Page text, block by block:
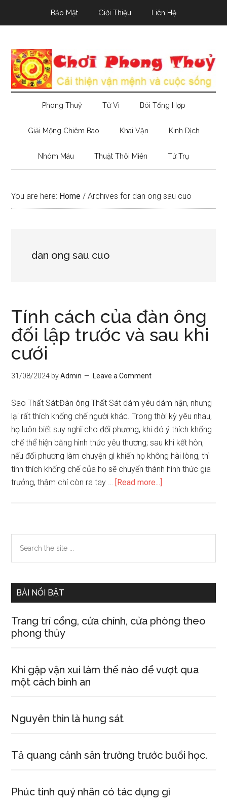
Bảo Mật Giới Thiệu Liên Hệ
Phong Thuỷ Tử Vi Bói Tổng Hợp
Giải Mộng Chiêm Bao Khai Vận Kinh Dịch
Nhóm Máu Thuật Thôi Miên Tứ Trụ
You are here: Home / Archives for dan ong sau cuo
dan ong sau cuo
Tính cách của đàn ông
đối lập trước và sau khi
cưới
31/08/2024 byAdmin Leave a Comment
Sao Thất Sát:Đàn ông Thất Sát dám yêu dám hận, nhưng
lại rất thích khống chế người khác. Trong thời kỳ yêu nhau,
họ luôn biết suy nghĩ cho đối phương, khi đó ý thích khống
chế thể hiện bằng hình thức yêu thương; sau khi kết hôn,
nếu đối phương làm chuyện gì khiến họ không hài lòng, thì
tính thích khống chế của họ sẽ chuyển thành hình thức gia
trưởng, thậm chí còn ra tay … [Read more...]
đàn
đối
và
khi
Primary
Sidebar
the
BÀI NỔI BẬT
Trang trí cổng, cửa chính, cửa phòng theo
phong thủy
Khi gặp vận xui làm thế nào để vượt qua
một cách bình an
Nguyên thìn là hung sát
Tả quang cảnh sân trường trước buổi học.
Phúc tinh quý nhân có tác dụng gì